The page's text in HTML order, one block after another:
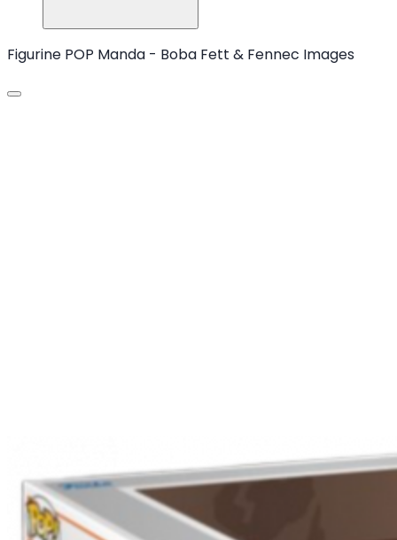
Figurine POP Manda - Boba Fett & Fennec Images